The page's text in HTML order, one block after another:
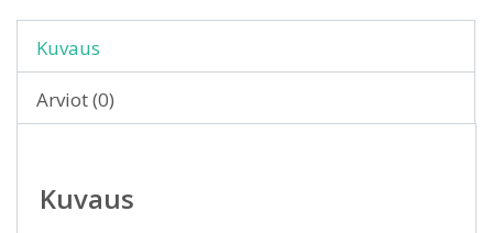
Kuvaus
Arviot (0)
Kuvaus